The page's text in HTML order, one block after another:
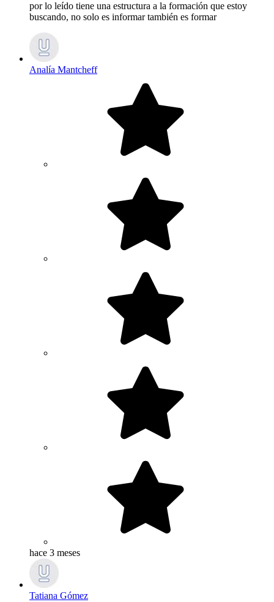
por lo leído tiene una estructura a la formación que estoy
buscando, no solo es informar también es formar
Analía Mantcheff
hace 3 meses
Tatiana Gómez